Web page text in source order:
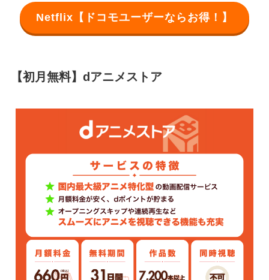
Netflix【ドコモユーザーならお得！】
【初月無料】dアニメストア